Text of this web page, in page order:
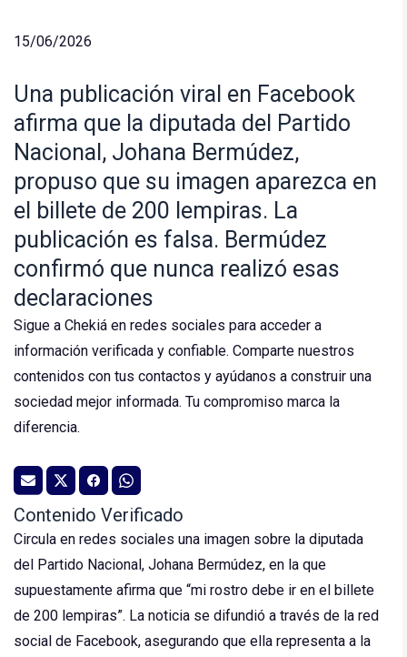
15/06/2026
Una publicación viral en Facebook
afirma que la diputada del Partido
Nacional, Johana Bermúdez,
propuso que su imagen aparezca en
el billete de 200 lempiras. La
publicación es falsa. Bermúdez
confirmó que nunca realizó esas
declaraciones
Sigue a Chekiá en redes sociales para acceder a
información verificada y confiable. Comparte nuestros
contenidos con tus contactos y ayúdanos a construir una
sociedad mejor informada. Tu compromiso marca la
diferencia.
Contenido Verificado
Circula en redes sociales una imagen sobre la diputada
del Partido Nacional, Johana Bermúdez, en la que
supuestamente afirma que “mi rostro debe ir en el billete
de 200 lempiras”. La noticia se difundió a través de la red
social de Facebook, asegurando que ella representa a la